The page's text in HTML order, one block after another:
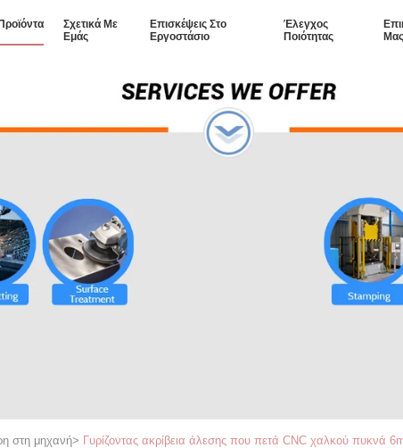
Προϊόντα
Σχετικά Με
Εμάς
Επισκέψεις Στο
Εργοστάσιο
Έλεγχος
Ποιότητας
Μας
στη μηχανή> Γυρίζοντας ακρίβεια άλεσης που πετά CNC χαλκού πυκνά